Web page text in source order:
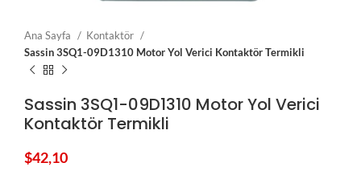
Ana Sayfa
Kontaktör
Sassin 3SQ1-09D1310 Motor Yol Verici Kontaktör Termikli
Sassin 3SQ1-09D1310 Motor Yol Verici
Kontaktör Termikli
$42,10